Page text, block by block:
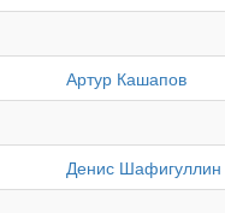
Артур Кашапов
Денис Шафигуллин